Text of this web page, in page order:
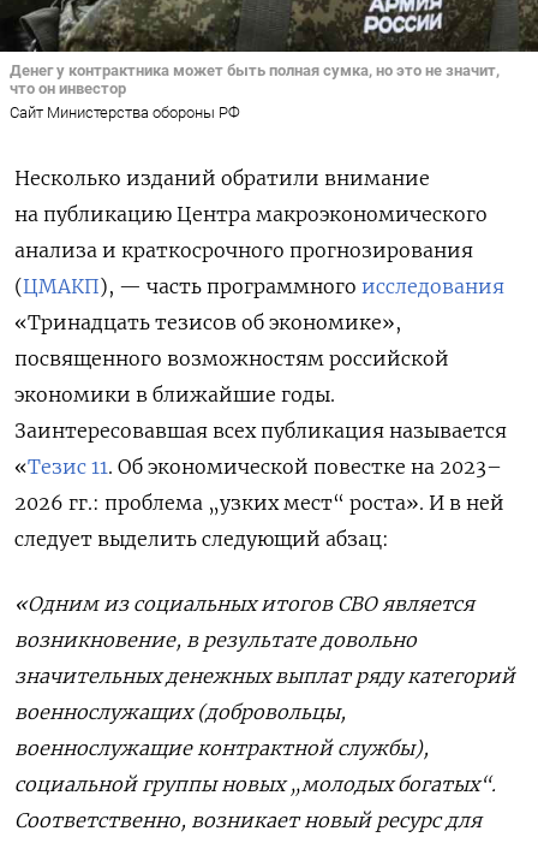
Денег у контрактника может быть полная сумка, но это не значит,
что он инвестор
Сайт Министерства обороны РФ
Несколько изданий обратили внимание
на публикацию Центра макроэкономического
анализа и краткосрочного прогнозирования
(ЦМАКП), — часть программного исследования
«Тринадцать тезисов об экономике»,
посвященного возможностям российской
экономики в ближайшие годы.
Заинтересовавшая всех публикация называется
«Тезис 11. Об экономической повестке на 2023–
2026 гг.: проблема „узких мест“ роста». И в ней
следует выделить следующий абзац:
«Одним из социальных итогов СВО является
возникновение, в результате довольно
значительных денежных выплат ряду категорий
военнослужащих (добровольцы,
военнослужащие контрактной службы),
социальной группы новых „молодых богатых“.
Соответственно, возникает новый ресурс для